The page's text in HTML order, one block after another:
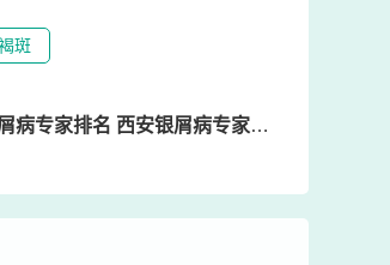
斑
专家排名 西安银屑病专家排名前十